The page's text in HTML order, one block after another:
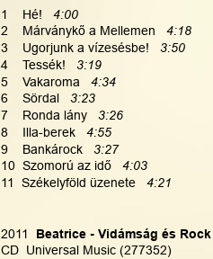
1    Hé! 4:00
2    Márványkő a Mellemen
4:18
3    Ugorjunk a vízesésbe!
3:50
4    Tessék!
3:19
5    Vakaroma 4:34
6    Sördal
  3:23
7    Ronda lány
3:26
8    Illa-berek
4:55
9    Bankárock
  3:27
10  Szomorú az idő
   4:03
11  Székelyföld üzenete 4:21
2011
Beatrice - Vidámság és
CD  Universal Music (277352)